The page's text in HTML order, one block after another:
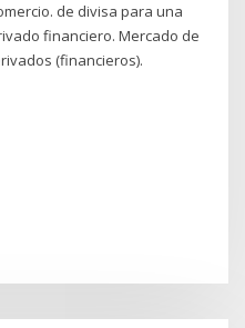
de divisa para una
financiero. Mercado de
(financieros).